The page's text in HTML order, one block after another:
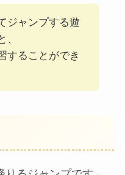
ジャンプする遊
、
することができ